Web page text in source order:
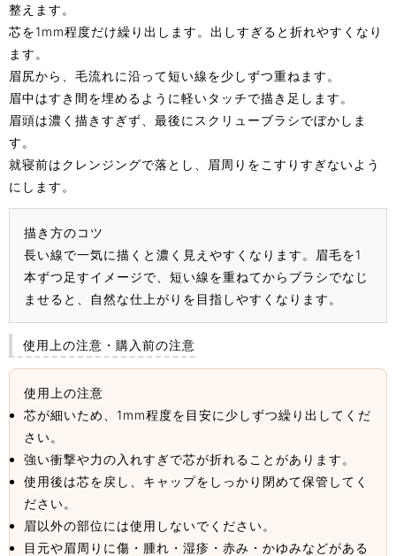
整えます。
芯を1mm程度だけ繰り出します。出しすぎると折れやすくなり
ます。
眉尻から、毛流れに沿って短い線を少しずつ重ねます。
眉中はすき間を埋めるように軽いタッチで描き足します。
眉頭は濃く描きすぎず、最後にスクリューブラシでぼかしま
す。
就寝前はクレンジングで落とし、眉周りをこすりすぎないよう
にします。
描き方のコツ
長い線で一気に描くと濃く見えやすくなります。眉毛を1
本ずつ足すイメージで、短い線を重ねてからブラシでなじ
ませると、自然な仕上がりを目指しやすくなります。
使用上の注意・購入前の注意
使用上の注意
芯が細いため、1mm程度を目安に少しずつ繰り出してくだ
さい。
強い衝撃や力の入れすぎで芯が折れることがあります。
使用後は芯を戻し、キャップをしっかり閉めて保管してく
ださい。
眉以外の部位には使用しないでください。
目元や眉周りに傷・腫れ・湿疹・赤み・かゆみなどがある